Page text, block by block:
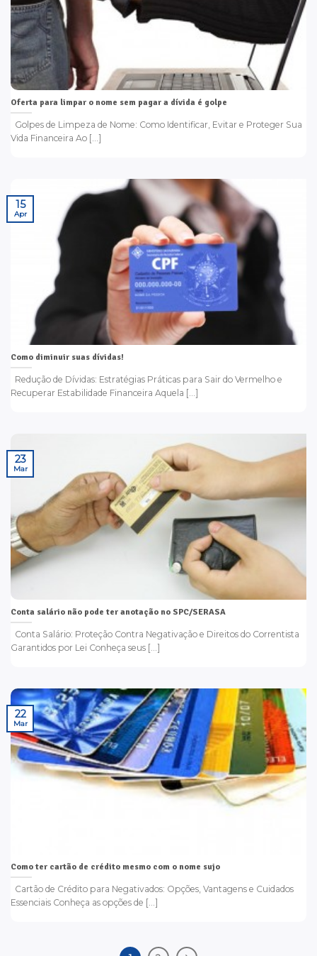
Oferta para limpar o nome sem pagar a dívida é golpe
Golpes de Limpeza de Nome: Como Identificar, Evitar e Proteger Sua
Vida Financeira Ao [...]
Como diminuir suas dívidas!
Redução de Dívidas: Estratégias Práticas para Sair do Vermelho e
Recuperar Estabilidade Financeira Aquela [...]
15
Apr
Conta salário não pode ter anotação no SPC/SERASA
Conta Salário: Proteção Contra Negativação e Direitos do Correntista
Garantidos por Lei Conheça seus [...]
23
Mar
Como ter cartão de crédito mesmo com o nome sujo
Cartão de Crédito para Negativados: Opções, Vantagens e Cuidados
Essenciais Conheça as opções de [...]
22
Mar